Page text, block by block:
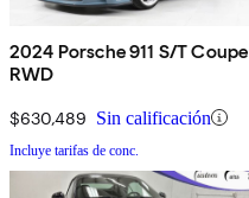
2024 Porsche 911 S/T Coupe
RWD
$630,489 Sin calificación
Incluye tarifas de conc.